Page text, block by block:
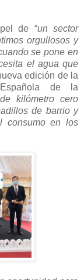
de “un sector
orgullosos y
se pone en
el agua que
edición de la
de la
kilómetro cero
de barrio y
consumo en los